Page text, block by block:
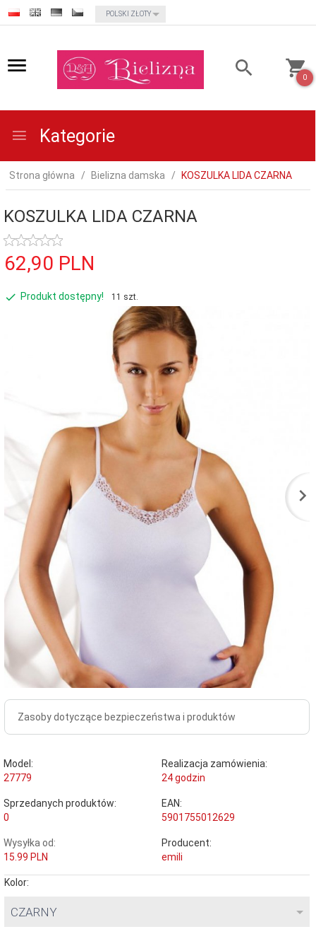
currency_h
POLSKI ZŁOTY
0
Kategorie
Strona główna Bielizna damska KOSZULKA LIDA CZARNA
KOSZULKA LIDA CZARNA
62,90 PLN
Produkt dostępny! 11 szt.
Zasoby dotyczące bezpieczeństwa i produktów
Model:
27779
Realizacja zamówienia:
24 godzin
Sprzedanych produktów:
0
EAN:
5901755012629
Wysyłka od:
15.99 PLN
Producent:
emili
Kolor:
CZARNY